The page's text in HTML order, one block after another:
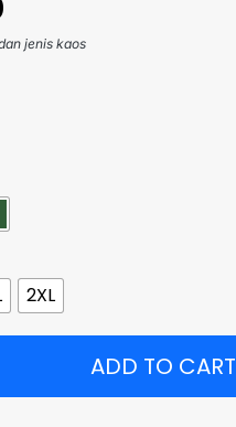
jenis kaos
2XL
ADD TO CART